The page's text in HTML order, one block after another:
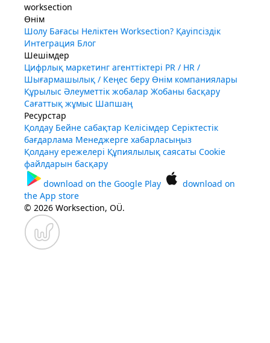
worksection
Өнім
Шолу Бағасы Неліктен Worksection? Қауіпсіздік
Интеграция Блог
Шешімдер
Цифрлық маркетинг агенттіктері PR / HR /
Шығармашылық / Кеңес беру Өнім компаниялары
Құрылыс Әлеуметтік жобалар Жобаны басқару
Сағаттық жұмыс Шапшаң
Ресурстар
Қолдау Бейне сабақтар Келісімдер Серіктестік
бағдарлама Менеджерге хабарласыңыз
Қолдану ережелері Құпиялылық саясаты Cookie
файлдарын басқару
download on the Google Play
download on
the App store
© 2026 Worksection, OÜ.